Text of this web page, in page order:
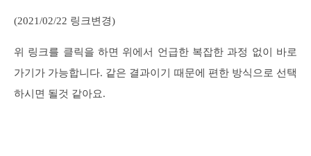
(2021/02/22 링크변경)
위 링크를 클릭을 하면 위에서 언급한 복잡한 과정 없이 바로
가기가 가능합니다. 같은 결과이기 때문에 편한 방식으로 선택
하시면 될것 같아요.